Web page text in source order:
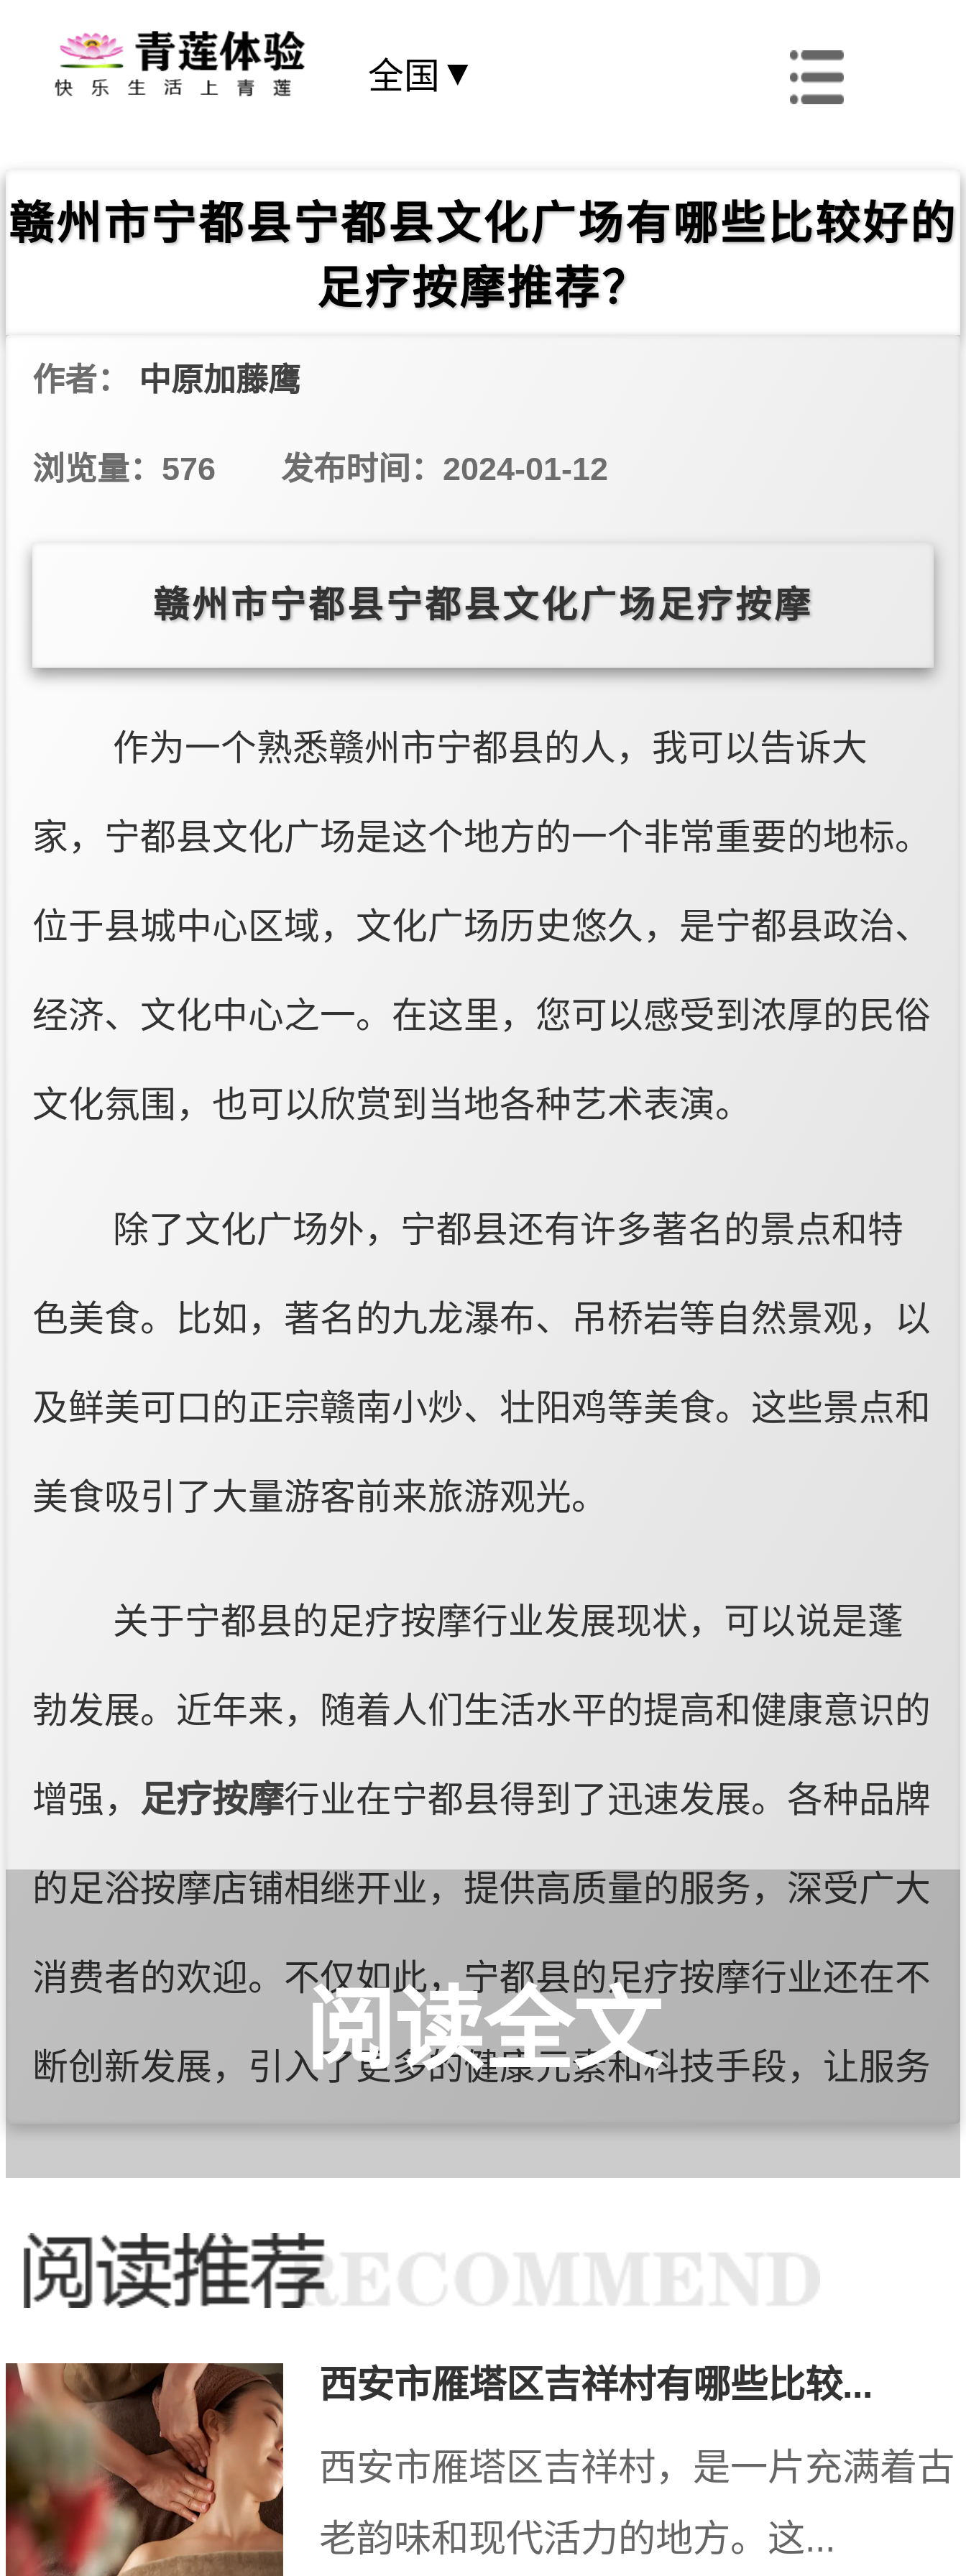
全国 ▼
赣州市宁都县宁都县文化广场有哪些比较好的
足疗按摩推荐？
作者： 中原加藤鹰
浏览量：576 发布时间：2024-01-12
赣州市宁都县宁都县文化广场足疗按摩
作为一个熟悉赣州市宁都县的人，我可以告诉大
家，宁都县文化广场是这个地方的一个非常重要的地标。
位于县城中心区域，文化广场历史悠久，是宁都县政治、
经济、文化中心之一。在这里，您可以感受到浓厚的民俗
文化氛围，也可以欣赏到当地各种艺术表演。
除了文化广场外，宁都县还有许多著名的景点和特
色美食。比如，著名的九龙瀑布、吊桥岩等自然景观，以
及鲜美可口的正宗赣南小炒、壮阳鸡等美食。这些景点和
美食吸引了大量游客前来旅游观光。
关于宁都县的足疗按摩行业发展现状，可以说是蓬
勃发展。近年来，随着人们生活水平的提高和健康意识的
增强， 足疗按摩行业在宁都县得到了迅速发展。各种品牌
的足浴按摩店铺相继开业，提供高质量的服务，深受广大
消费者的欢迎。不仅如此，宁都县的足疗按摩行业还在不
断创新发展，引入了更多的健康元素和科技手段，让服务
青莲体验网简单概括一下，赣州市宁都县是一个兼
具历史文化、自然景观和美食特色的地方，也是足疗按摩
行业蓬勃发展的地区之一。无论您是来旅游观光还是享受
身心放松，这里都可以满足您的需求。
阅读全文
西安市雁塔区吉祥村有哪些比较...
西安市雁塔区吉祥村，是一片充满着古
老韵味和现代活力的地方。这...